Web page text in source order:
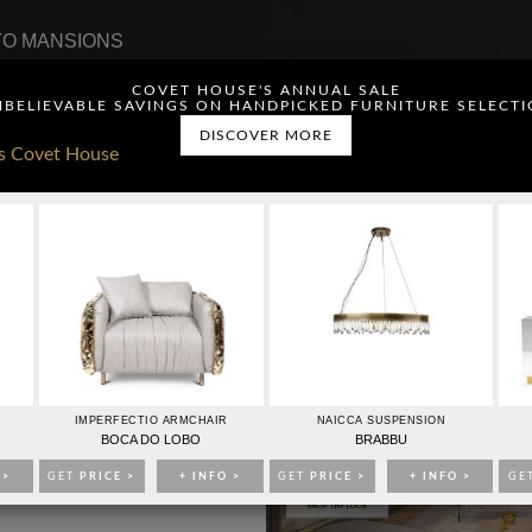
COVET HOUSE'S ANNUAL SALE
SAVINGS ON HANDPICKED FURNITURE
DISCOVER MORE
IMPERFECTIO ARMCHAIR
BOCA DO LOBO
GET PRICE > + INFO >
NAICCA SUSPENSION
BRABBU
GET PRICE > + INFO >
MANSIONS
PUBLICIDAD